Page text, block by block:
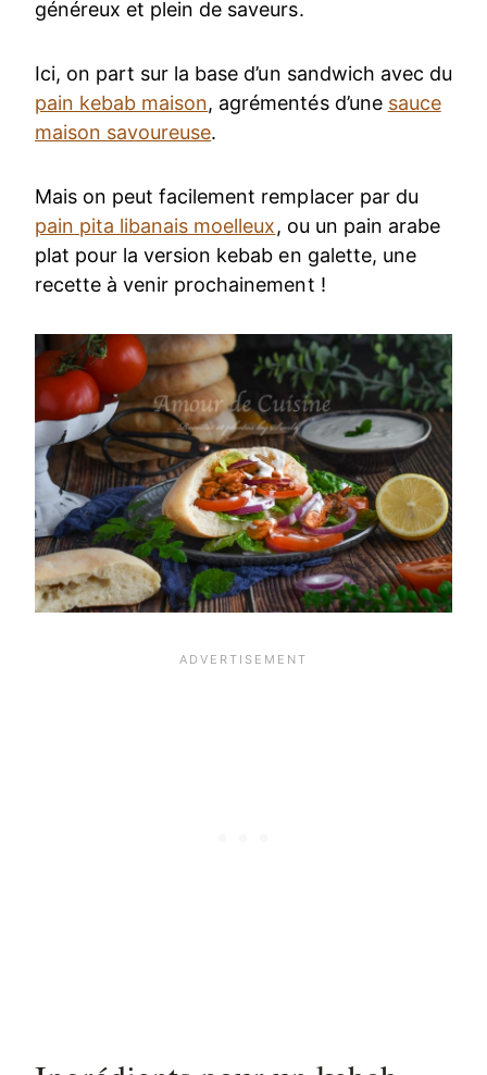
généreux et plein de saveurs.
Ici, on part sur la base d’un sandwich avec du
pain kebab maison, agrémentés d’une sauce
maison savoureuse.
Mais on peut facilement remplacer par du
pain pita libanais moelleux, ou un pain arabe
plat pour la version kebab en galette, une
recette à venir prochainement !